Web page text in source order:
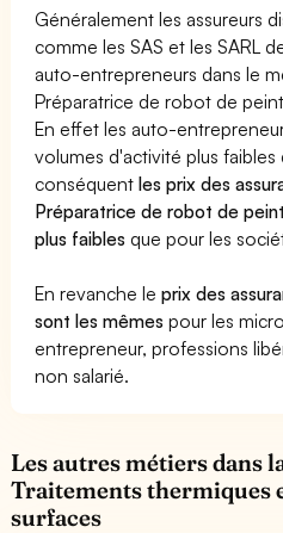
Généralement les assureurs
comme les SAS et les SARL
auto-entrepreneurs dans le
Préparatrice de robot de
En effet les auto-
volumes d'activité plus faibles
conséquentles prix des
Préparatrice de robot de
plus faibles que pour les
En revanche leprix des
sont les mêmes pour les
entrepreneur, professions
non salarié.
Les autres métiers dans
Traitements thermiques
surfaces